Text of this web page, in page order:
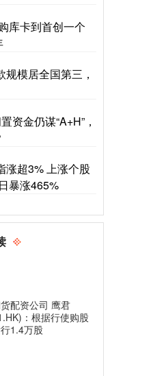
库卡到首创一个
模居全国第三，
资金仍谋“A+H”，
涨超3% 上涨个股
暴涨465%
配资公司 鹰君
：根据行使购股
1.4万股